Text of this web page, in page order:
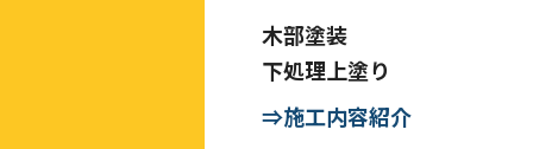
木部塗装
下処理上塗り
⇒施工内容紹介